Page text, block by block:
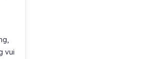
vui